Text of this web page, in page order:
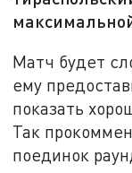
Матч будет
ему
показать
Так
поединок